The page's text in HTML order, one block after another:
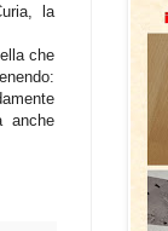
la
che
anche